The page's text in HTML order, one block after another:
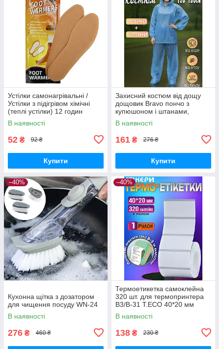
Устілки самонагрівальні /
Устілки з підігрівом хімічні
(теплі устілки) 12 годин
(розмір 40-44)
В наявності
52 ₴ 92 ₴
Купити
Захисний костюм від дощу
дощовик Bravo пончо з
купюшоном і штанами,
поліетилен One Size
Блакитний
В наявності
161 ₴ 276 ₴
Купити
–40%
Кухонна щітка з дозатором
для чищення посуду WN-24
В наявності
276 ₴ 460 ₴
–40%
Термоетикетка самоклейна
320 шт. для термопринтера
B3/B-31 T.ECO 40*20 мм
рулон стикерів для
термодруку
В наявності
138 ₴ 230 ₴